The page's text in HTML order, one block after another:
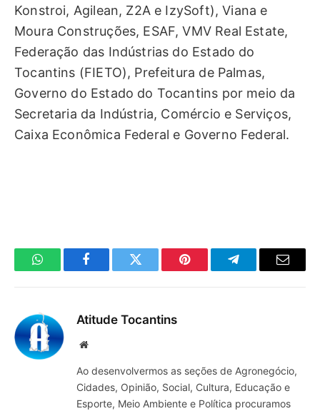
Konstroi, Agilean, Z2A e IzySoft), Viana e
Moura Construções, ESAF, VMV Real Estate,
Federação das Indústrias do Estado do
Tocantins (FIETO), Prefeitura de Palmas,
Governo do Estado do Tocantins por meio da
Secretaria da Indústria, Comércio e Serviços,
Caixa Econômica Federal e Governo Federal.
WhatsAppFacebookTwitter Pinterest TelegramaE-
Atitude Tocantins
Site
Ao desenvolvermos as seções de Agronegócio,
Cidades, Opinião, Social, Cultura, Educação e
Esporte, Meio Ambiente e Política procuramos